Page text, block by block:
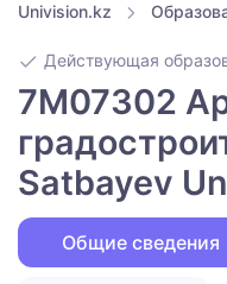
Univision.kz
Действующая
7M07302
Satbayev
Общие сведения